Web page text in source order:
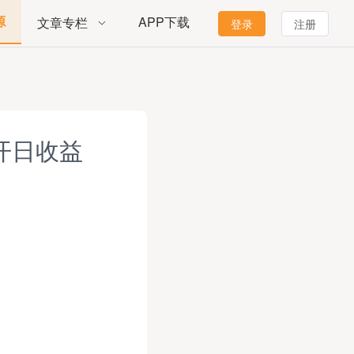
文章专栏 APP下载 登录 注册
日收益